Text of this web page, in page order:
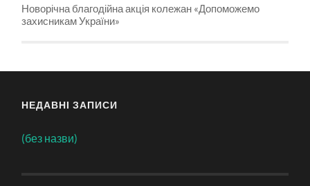
Новорічна благодійна акція колежан «Допоможемо
захисникам України»
НЕДАВНІ ЗАПИСИ
(без назви)